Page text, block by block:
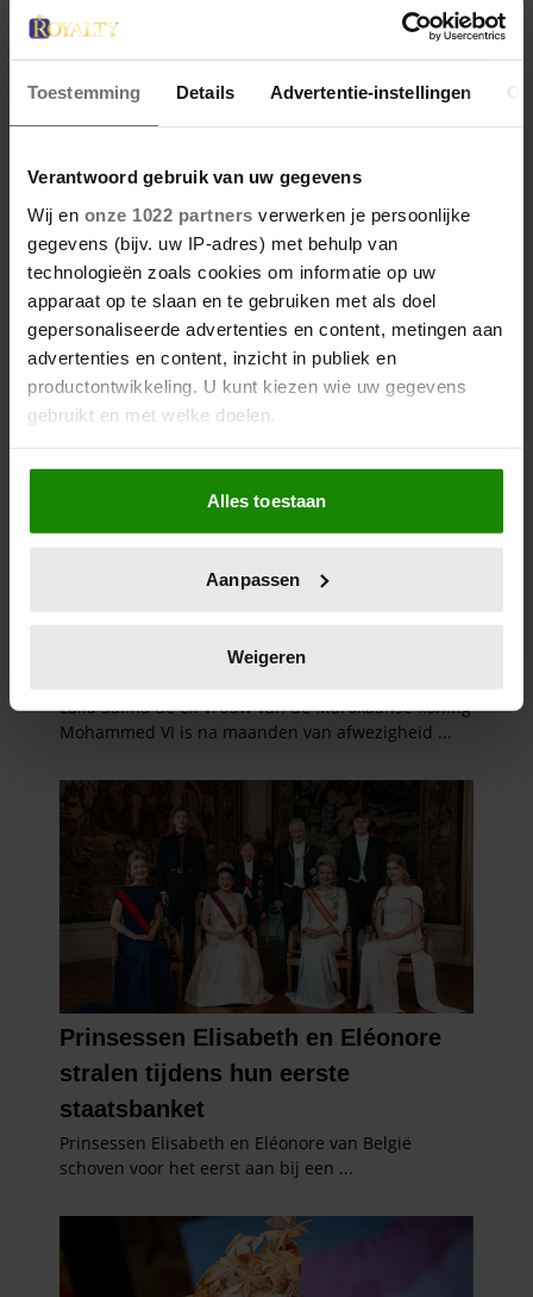
Toestemming Details Advertentie-instellingen
Verantwoord gebruik van uw gegevens
Wij en onze 1022 partners verwerken je persoonlijke
gegevens (bijv. uw IP-adres) met behulp van
technologieën zoals cookies om informatie op uw
apparaat op te slaan en te gebruiken met als doel
gepersonaliseerde advertenties en content, metingen aan
advertenties en content, inzicht in publiek en
productontwikkeling. U kunt kiezen wie uw gegevens
gebruikt en met welke doelen.
Als u het toestaat, willen we ook graag:
Informatie verzamelen over uw geografische
locatie, die tot een paar meter nauwkeurig kan zijn
scannen op specifieke eigenschappen (fingerprinting)
verwerkt en stel uw voorkeuren in het
intrekken in de Cookieverklaring.
en om ons websiteverkeer te analyseren. Ook delen we
informatie over uw gebruik van onze site met onze
partners voor social media, adverteren en analyse. Deze
partners kunnen deze gegevens combineren met andere
informatie die u aan ze heeft verstrekt of die ze hebben
verzameld op basis van uw gebruik van hun services. U
gaat akkoord met onze cookies als u onze website blijft
gebruiken.
Alles toestaan
Aanpassen
Weigeren
23 april 2026
KATE EN CAMILLA HEBBEN EEN
GESPANNEN BAND: DÍT IS DE